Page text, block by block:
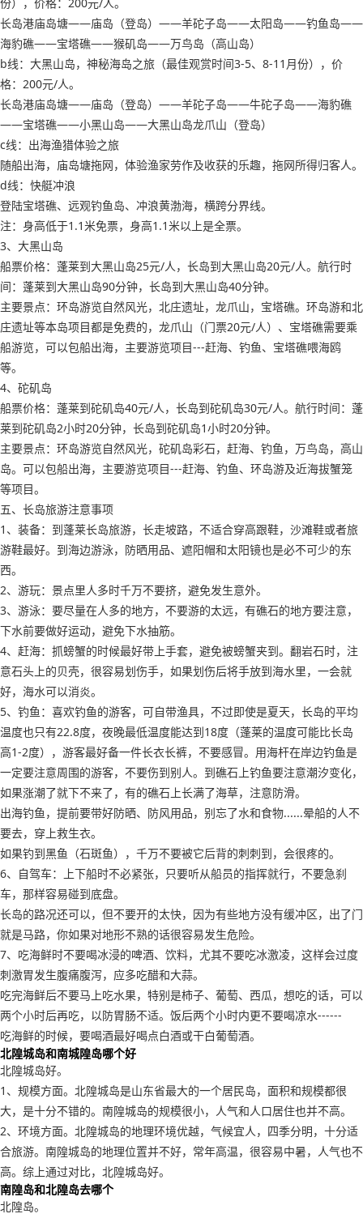
长岛港庙岛塘——庙岛（登岛）——羊砣子岛——太阳岛——钓鱼岛——
海豹礁——宝塔礁——猴矶岛——万鸟岛（高山岛）
b线：大黑山岛，神秘海岛之旅（最佳观赏时间3-5、8-11月份），价
格：200元/人。
长岛港庙岛塘——庙岛（登岛）——羊砣子岛——牛砣子岛——海豹礁
——宝塔礁——小黑山岛——大黑山岛龙爪山（登岛）
c线：出海渔猎体验之旅
随船出海，庙岛塘拖网，体验渔家劳作及收获的乐趣，拖网所得归客人。
d线：快艇冲浪
登陆宝塔礁、远观钓鱼岛、冲浪黄渤海，横跨分界线。
注：身高低于1.1米免票，身高1.1米以上是全票。
3、大黑山岛
船票价格：蓬莱到大黑山岛25元/人，长岛到大黑山岛20元/人。航行时
间：蓬莱到大黑山岛90分钟，长岛到大黑山岛40分钟。
主要景点：环岛游览自然风光，北庄遗址，龙爪山，宝塔礁。环岛游和北
庄遗址等本岛项目都是免费的，龙爪山（门票20元/人）、宝塔礁需要乘
船游览，可以包船出海，主要游览项目---赶海、钓鱼、宝塔礁喂海鸥
等。
4、砣矶岛
船票价格：蓬莱到砣矶岛40元/人，长岛到砣矶岛30元/人。航行时间：蓬
莱到砣矶岛2小时20分钟，长岛到砣矶岛1小时20分钟。
主要景点：环岛游览自然风光，砣矶岛彩石，赶海、钓鱼，万鸟岛，高山
岛。可以包船出海，主要游览项目---赶海、钓鱼、环岛游及近海拔蟹笼
等项目。
五、长岛旅游注意事项
1、装备：到蓬莱长岛旅游，长走坡路，不适合穿高跟鞋，沙滩鞋或者旅
游鞋最好。到海边游泳，防晒用品、遮阳帽和太阳镜也是必不可少的东
西。
2、游玩：景点里人多时千万不要挤，避免发生意外。
3、游泳：要尽量在人多的地方，不要游的太远，有礁石的地方要注意，
下水前要做好运动，避免下水抽筋。
4、赶海：抓螃蟹的时候最好带上手套，避免被螃蟹夹到。翻岩石时，注
意石头上的贝壳，很容易划伤手，如果划伤后将手放到海水里，一会就
好，海水可以消炎。
5、钓鱼：喜欢钓鱼的游客，可自带渔具，不过即使是夏天，长岛的平均
温度也只有22.8度，夜晚最低温度能达到18度（蓬莱的温度可能比长岛
高1-2度），游客最好备一件长衣长裤，不要感冒。用海杆在岸边钓鱼是
一定要注意周围的游客，不要伤到别人。到礁石上钓鱼要注意潮汐变化，
如果涨潮了就下不来了，有的礁石上长满了海草，注意防滑。
出海钓鱼，提前要带好防晒、防风用品，别忘了水和食物......晕船的人不
要去，穿上救生衣。
如果钓到黑鱼（石斑鱼），千万不要被它后背的刺刺到，会很疼的。
6、自驾车：上下船时不必紧张，只要听从船员的指挥就行，不要急刹
车，那样容易碰到底盘。
长岛的路况还可以，但不要开的太快，因为有些地方没有缓冲区，出了门
就是马路，你如果对地形不熟的话很容易发生危险。
7、吃海鲜时不要喝冰浸的啤酒、饮料，尤其不要吃冰激凌，这样会过度
刺激胃发生腹痛腹泻，应多吃醋和大蒜。
吃完海鲜后不要马上吃水果，特别是柿子、葡萄、西瓜，想吃的话，可以
两个小时后再吃，以防胃肠不适。饭后两个小时内更不要喝凉水------
吃海鲜的时候，要喝酒最好喝点白酒或干白葡萄酒。
北隍城岛和南城隍岛哪个好
北隍城岛好。
1、规模方面。北隍城岛是山东省最大的一个居民岛，面积和规模都很
大，是十分不错的。南隍城岛的规模很小，人气和人口居住也并不高。
2、环境方面。北隍城岛的地理环境优越，气候宜人，四季分明，十分适
合旅游。南隍城岛的地理位置并不好，常年高温，很容易中暑，人气也不
高。综上通过对比，北隍城岛好。
南隍岛和北隍岛去哪个
北隍岛。